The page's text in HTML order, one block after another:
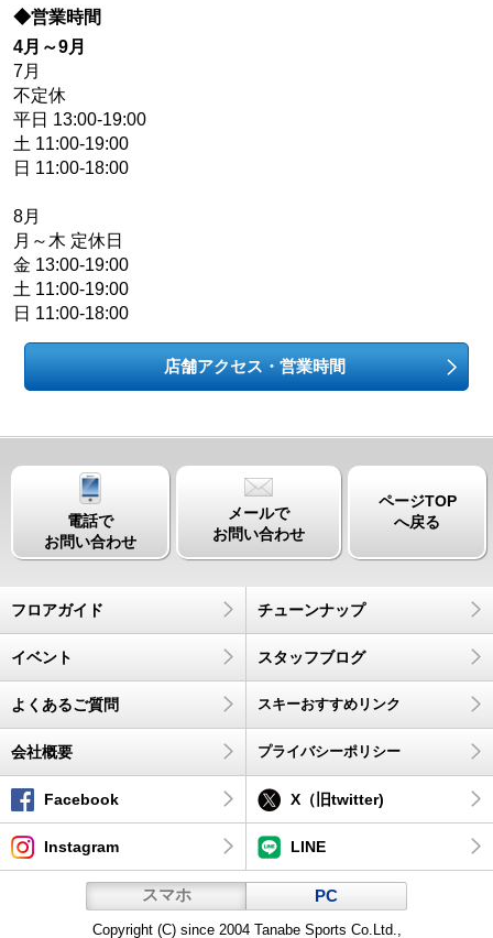
◆営業時間
4月～9月
7月
不定休
平日 13:00-19:00
土 11:00-19:00
日 11:00-18:00
8月
月～木 定休日
金 13:00-19:00
土 11:00-19:00
日 11:00-18:00
店舗アクセス・営業時間
電話で
お問い合わせ
メールで
お問い合わせ
ページTOP
へ戻る
フロアガイド チューンナップ
イベント スタッフブログ
よくあるご質問 スキーおすすめリンク
会社概要 プライバシーポリシー
Facebook X（旧twitter)
Instagram LINE
スマホ PC
Copyright (C) since 2004 Tanabe Sports Co.Ltd.,